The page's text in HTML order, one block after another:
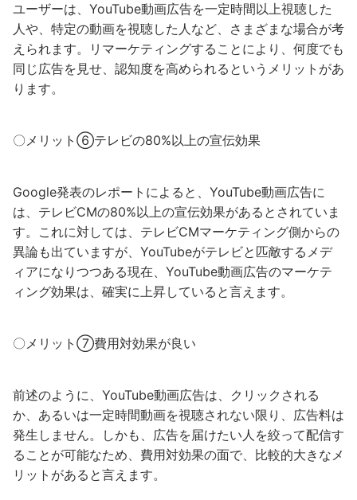
ユーザーは、YouTube動画広告を一定時間以上視聴した
人や、特定の動画を視聴した人など、さまざまな場合が考
えられます。リマーケティングすることにより、何度でも
同じ広告を見せ、認知度を高められるというメリットがあ
ります。
〇メリット⑥テレビの80%以上の宣伝効果
Google発表のレポートによると、YouTube動画広告に
は、テレビCMの80%以上の宣伝効果があるとされていま
す。これに対しては、テレビCMマーケティング側からの
異論も出ていますが、YouTubeがテレビと匹敵するメデ
ィアになりつつある現在、YouTube動画広告のマーケテ
ィング効果は、確実に上昇していると言えます。
〇メリット⑦費用対効果が良い
前述のように、YouTube動画広告は、クリックされる
か、あるいは一定時間動画を視聴されない限り、広告料は
発生しません。しかも、広告を届けたい人を絞って配信す
ることが可能なため、費用対効果の面で、比較的大きなメ
リットがあると言えます。